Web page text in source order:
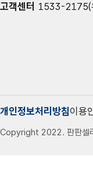
고객센터 1533-2175(
개인정보처리방침이용
Copyright 2022. 판판